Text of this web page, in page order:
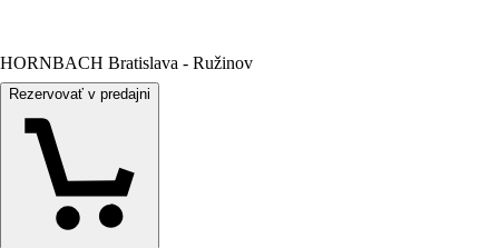
HORNBACH Bratislava - Ružinov
Rezervovať v predajni